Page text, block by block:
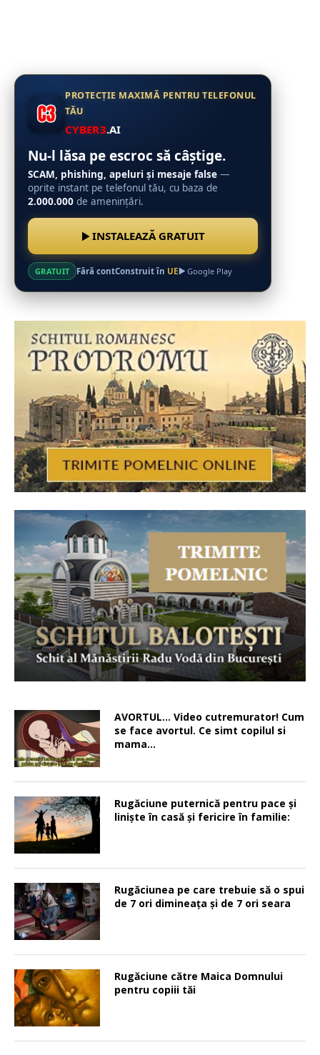
PROTECȚIE MAXIMĂ PENTRU TELEFONUL
TĂU
CYBER3.AI
Nu-l lăsa pe escroc să câștige.
SCAM, phishing, apeluri și mesaje false —
oprite instant pe telefonul tău, cu baza de
2.000.000 de amenințări.
INSTALEAZĂ GRATUIT
GRATUIT Fără contConstruit în UE Google Play
AVORTUL… Video cutremurator! Cum
se face avortul. Ce simt copilul si
mama…
Rugăciune puternică pentru pace şi
linişte în casă şi fericire în familie:
Rugăciunea pe care trebuie să o spui
de 7 ori dimineața și de 7 ori seara
Rugăciune către Maica Domnului
pentru copiii tăi